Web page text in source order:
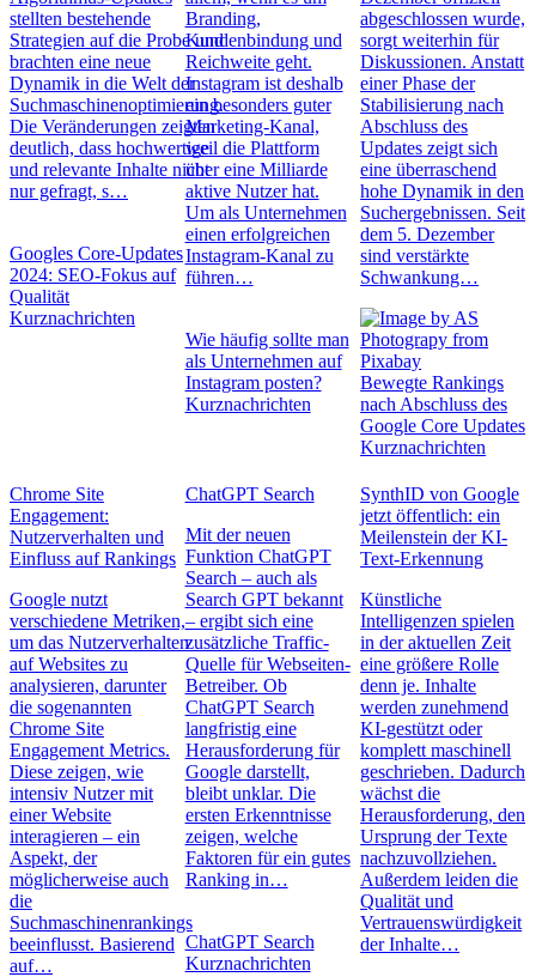
stellten bestehende
Strategien auf die Probe und
brachten eine neue
Dynamik in die Welt der
Suchmaschinenoptimierung.
Die Veränderungen zeigten
deutlich, dass hochwertige
und relevante Inhalte nicht
nur gefragt, s…
Googles Core-Updates
2024: SEO-Fokus auf
Qualität
Kurznachrichten
Branding,
Kundenbindung und
Reichweite geht.
Instagram ist deshalb
ein besonders guter
Marketing-Kanal,
weil die Plattform
über eine Milliarde
aktive Nutzer hat.
Um als Unternehmen
einen erfolgreichen
Instagram-Kanal zu
führen…
Wie häufig sollte man
als Unternehmen auf
Instagram posten?
Kurznachrichten
abgeschlossen wurde,
sorgt weiterhin für
Diskussionen. Anstatt
einer Phase der
Stabilisierung nach
Abschluss des
Updates zeigt sich
eine überraschend
hohe Dynamik in den
Suchergebnissen. Seit
dem 5. Dezember
sind verstärkte
Schwankung…
Bewegte Rankings
nach Abschluss des
Google Core Updates
Kurznachrichten
Chrome Site
Engagement:
Nutzerverhalten und
Einfluss auf Rankings
Google nutzt
verschiedene Metriken,
um das Nutzerverhalten
auf Websites zu
analysieren, darunter
die sogenannten
Chrome Site
Engagement Metrics.
Diese zeigen, wie
intensiv Nutzer mit
einer Website
interagieren – ein
Aspekt, der
möglicherweise auch
die
Suchmaschinenrankings
beeinflusst. Basierend
auf…
ChatGPT Search
Mit der neuen
Funktion ChatGPT
Search – auch als
Search GPT bekannt
– ergibt sich eine
zusätzliche Traffic-
Quelle für Webseiten-
Betreiber. Ob
ChatGPT Search
langfristig eine
Herausforderung für
Google darstellt,
bleibt unklar. Die
ersten Erkenntnisse
zeigen, welche
Faktoren für ein gutes
Ranking in…
ChatGPT Search
Kurznachrichten
SynthID von Google
jetzt öffentlich: ein
Meilenstein der KI-
Text-Erkennung
Künstliche
Intelligenzen spielen
in der aktuellen Zeit
eine größere Rolle
denn je. Inhalte
werden zunehmend
KI-gestützt oder
komplett maschinell
geschrieben. Dadurch
wächst die
Herausforderung, den
Ursprung der Texte
nachzuvollziehen.
Außerdem leiden die
Qualität und
Vertrauenswürdigkeit
der Inhalte…